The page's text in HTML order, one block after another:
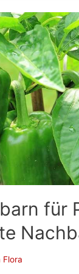
für
Flora